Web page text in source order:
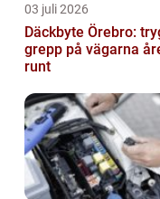
03 juli 2026
Däckbyte Örebro:
grepp på vägarna
runt